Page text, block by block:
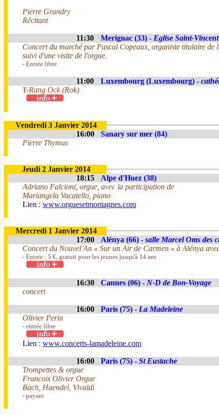
Pierre Grandry
Récitant
11:30 Merignac (33) - Eglise Saint-Vincent
Concert du marché par Pascal Copeaux, organiste titulaire de
suivi d'une visite de l'orgue.
- Entrée libre
11:00 Luxembourg (Luxembourg) -
Y-Rang Ock (Rok)
Vendredi 3 Janvier 2014
16:00
Sanary sur mer (84)
Pierre Thymus
Jeudi 2 Janvier 2014
18:15
Alpe d'Huez (38)
Adriano Falcioni, orgue, avec la participation de
Mariangela Vacatello, piano
Lien : www.orguesetmontagnes.com
Mercredi 1 Janvier 2014
17:00
Alénya (66) - salle Marcel Oms des
Concert du Nouvel An « Sur un Air de Carmen » à Alénya
- Entrée : 5 €, gratuit pour les jeunes jusqu'à 14 ans
16:30 Cannes (06) - N-D de Bon-Voyage
concert
16:00 Paris (75) - La Madeleine
Olivier Perin
- entrée libre
Lien : www.concerts-lamadeleine.com
16:00 Paris (75) - St Eustache
Trompettes & orgue
Francois Olivier Orgue
Bach, Haendel, Vivaldi
- payant